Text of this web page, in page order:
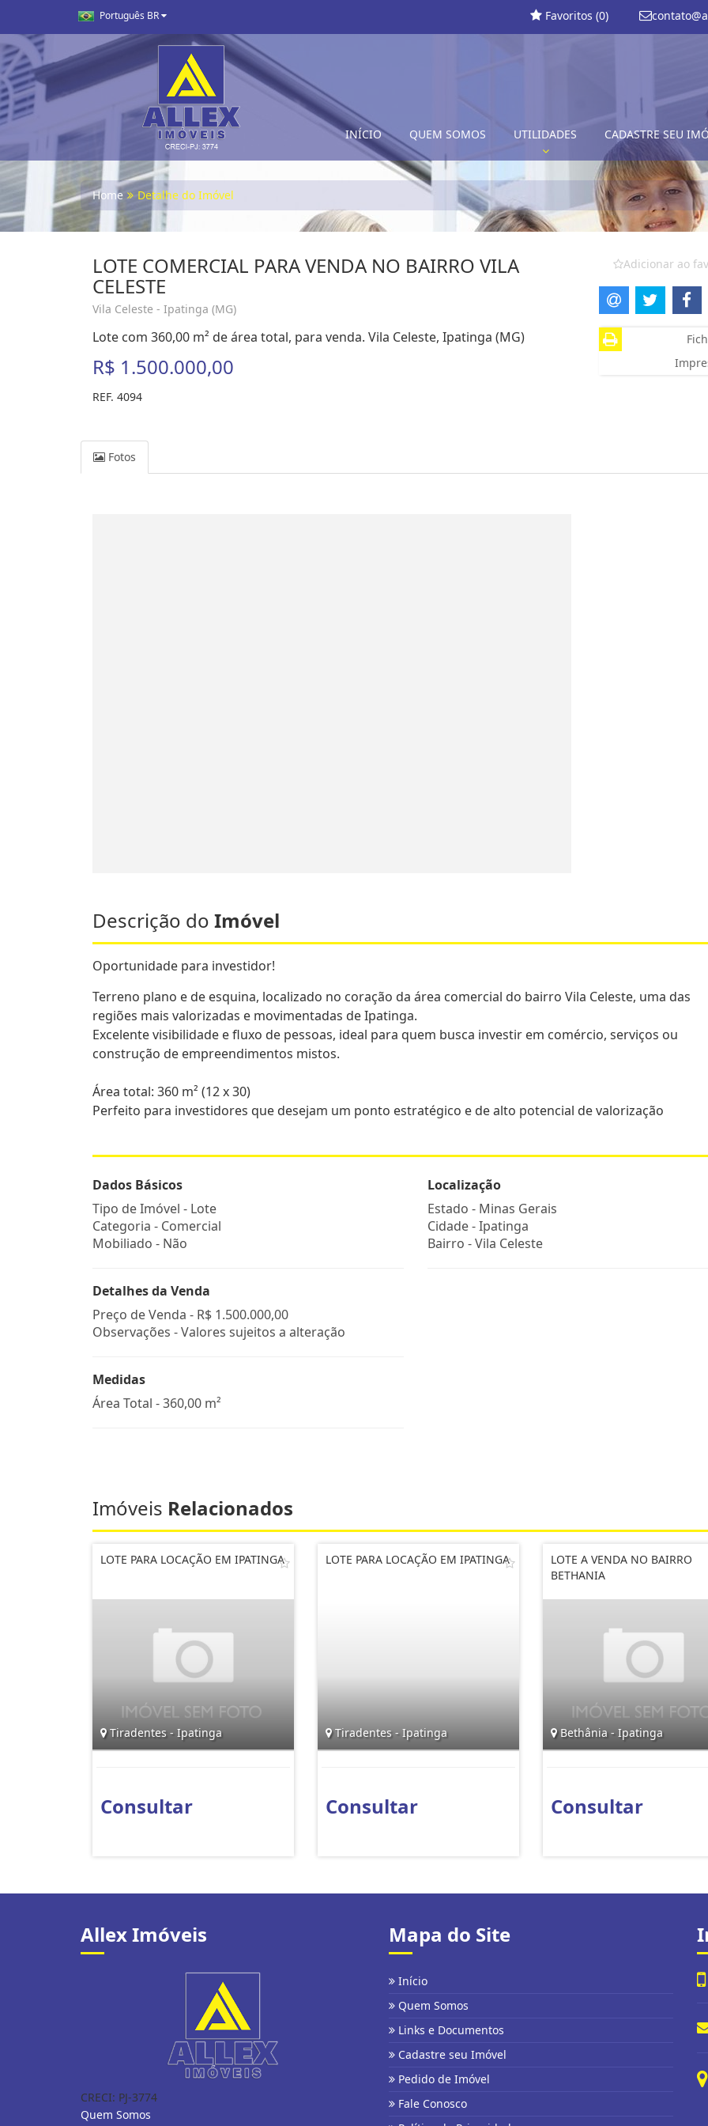
Português BR Favoritos (0)
INÍCIO QUEM SOMOS UTILIDADES CADASTRE SEU
Home Detalhe do Imóvel
LOTE COMERCIAL PARA VENDA NO BAIRRO VILA
CELESTE
Vila Celeste - Ipatinga (MG)
Lote com 360,00 m² de área total, para venda. Vila Celeste, Ipatinga (MG)
R$ 1.500.000,00
REF. 4094
Adicionar ao
Fotos
Descrição do Imóvel
Oportunidade para investidor!
Terreno plano e de esquina, localizado no coração da área comercial do bairro Vila Celeste, uma das
regiões mais valorizadas e movimentadas de Ipatinga.
Excelente visibilidade e fluxo de pessoas, ideal para quem busca investir em comércio, serviços ou
construção de empreendimentos mistos.
Área total: 360 m² (12 x 30)
Perfeito para investidores que desejam um ponto estratégico e de alto potencial de valorização
Dados Básicos
Tipo de Imóvel - Lote
Categoria - Comercial
Mobiliado - Não
Detalhes da Venda
Preço de Venda - R$ 1.500.000,00
Observações - Valores sujeitos a alteração
Medidas
Área Total - 360,00 m²
Localização
Estado - Minas Gerais
Cidade -Ipatinga
Bairro -Vila Celeste
Imóveis Relacionados
LOTE PARA LOCAÇÃO EM IPATINGA
Tiradentes - Ipatinga
Consultar
LOTE PARA LOCAÇÃO EM IPATINGA
Tiradentes - Ipatinga
Consultar
LOTE A VENDA NO BAIRRO
BETHANIA
Bethânia - Ipatinga
Consultar
Allex Imóveis
CRECI: PJ-3774
Quem Somos
Mapa do Site
Início
Quem Somos
Links e Documentos
Cadastre seu Imóvel
Pedido de Imóvel
Fale Conosco